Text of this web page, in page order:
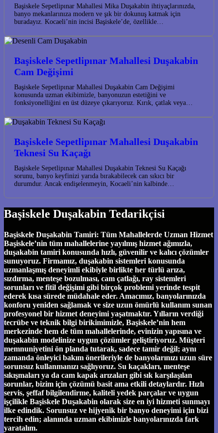
Başiskele Sepetlipınar Mahallesi Mika Duşakabin ihtiyaçlarınızda,
banyo mekanlarınıza modern ve şık bir dokunuş katmak için
buradayız. Kocaeli’nin incisi Başiskele’de, özellikle…
Başiskele Sepetlipınar Mahallesi Duşakabin
Cam Değişimi
Başiskele Sepetlipınar Mahallesi Duşakabin Cam Değişimi
konusunda uzman ekibimizle, banyonuzun estetiğini ve
fonksiyonelliğini en üst düzeye çıkarıyoruz. Kırık, çatlak veya…
Başiskele Sepetlipınar Mahallesi Duşakabin
Teknesi Su Kaçağı
Başiskele Sepetlipınar Mahallesi Duşakabin Teknesi Su Kaçağı
sorunu, banyo keyfinizi yarıda bırakabilecek can sıkıcı bir
durumdur. Ancak endişelenmeyin, Kocaeli’nin kalbinde…
Başiskele Duşakabin Tedarikçisi
Başiskele Duşakabin Tamiri: Tüm Mahallelerde Uzman Hizmet
Başiskele’nin tüm mahallelerine yayılmış hizmet ağımızla,
duşakabin tamiri konusunda hızlı, güvenilir ve kalıcı çözümler
sunuyoruz. Firmamız, duşakabin sistemleri konusunda
uzmanlaşmış deneyimli ekibiyle birlikte her türlü arıza,
sızdırma, menteşe bozulması, cam çatlağı, ray sistemleri
sorunları ve fitil değişimi gibi birçok problemi yerinde tespit
ederek kısa sürede müdahale eder. Amacımız, banyolarınızda
konforu yeniden sağlamak ve size uzun ömürlü kullanım sunan
profesyonel bir hizmet deneyimi yaşatmaktır. Yılların verdiği
tecrübe ve teknik bilgi birikimimizle, Başiskele’nin hem
merkezinde hem de tüm mahallelerinde, evinizin yapısına ve
duşakabin modelinize uygun çözümler geliştiriyoruz. Müşteri
memnuniyetini ön planda tutarak, sadece tamir değil; aynı
zamanda önleyici bakım önerileriyle de banyolarınızı uzun süre
sorunsuz kullanmanızı sağlıyoruz. Su kaçakları, menteşe
sıkışmaları ya da cam kapak arızaları gibi sık karşılaşılan
sorunlar, bizim için çözümü basit ama etkili detaylardır. Hızlı
servis, şeffaf bilgilendirme, kaliteli yedek parçalar ve uygun
işçilikle Başiskele Duşakabin olarak size en iyi hizmeti sunmayı
ilke edindik. Sorunsuz ve hijyenik bir banyo deneyimi için bizi
tercih edin; alanında uzman ekibimizle banyolarınızda fark
yaratalım.